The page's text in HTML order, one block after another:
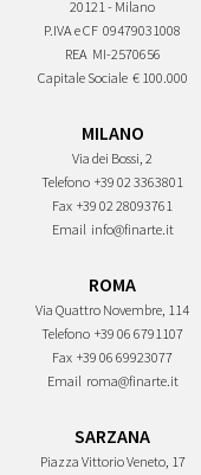
20121 - Milano
P.IVA e CF 09479031008
REA MI-2570656
Capitale Sociale € 100.000
MILANO
Via dei Bossi, 2
Telefono +39 02 3363801
Fax +39 02 28093761
Email info@finarte.it
ROMA
Via Quattro Novembre, 114
Telefono +39 06 6791107
Fax +39 06 69923077
Email roma@finarte.it
SARZANA
Piazza Vittorio Veneto, 17